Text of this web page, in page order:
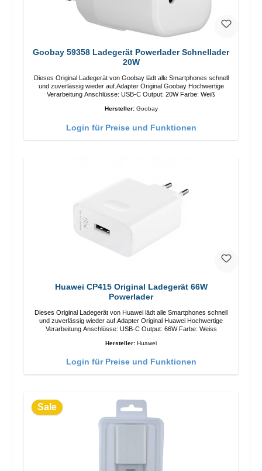
Goobay 59358 Ladegerät Powerlader Schnellader
20W
Dieses Original Ladegerät von Goobay lädt alle Smartphones schnell
und zuverlässig wieder auf.Adapter Original Goobay Hochwertige
Verarbeitung Anschlüsse: USB-C Output: 20W Farbe: Weiß
Hersteller: Goobay
Login für Preise und Funktionen
Huawei CP415 Original Ladegerät 66W
Powerlader
Dieses Original Ladegerät von Huawei lädt alle Smartphones schnell
und zuverlässig wieder auf.Adapter Original Huawei Hochwertige
Verarbeitung Anschlüsse: USB-C Output: 66W Farbe: Weiss
Hersteller: Huawei
Login für Preise und Funktionen
Sale